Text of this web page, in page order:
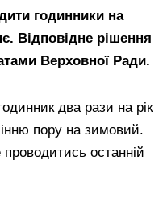
годинники на
Відповідне рішення
Верховної Ради.
два рази на рік
пору на зимовий.
останній